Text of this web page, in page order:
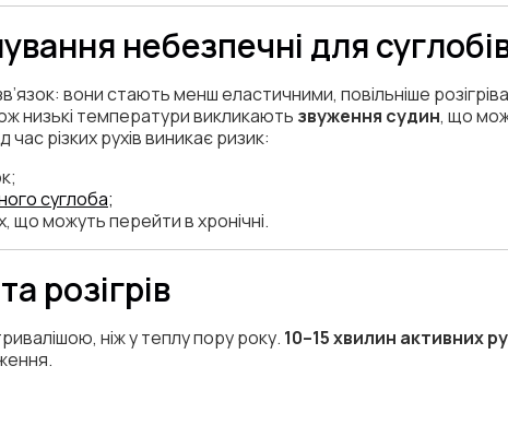
небезпечні для
вони стають менш еластичними, повільніше
низькі температури викликають звуження судин, що
різких рухів виникає ризик:
суглоба;
що можуть перейти в хронічні.
розігрів
ніж у теплу пору року. 10–15 хвилин активних